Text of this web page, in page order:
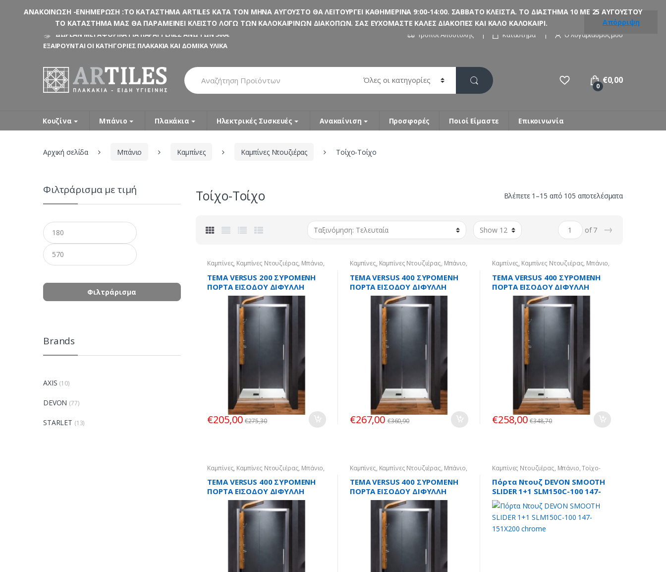
ΔΩΡΕΑΝ ΜΕΤΑΦΟΡΙΚΑ ΓΙΑ ΠΑΡΑΓΓΕΛΙΕΣ ΑΝΩ ΤΩΝ 300€
ΕΞΑΙΡΟΥΝΤΑΙ ΟΙ ΚΑΤΗΓΟΡΙΕΣ ΠΛΑΚΑΚΙΑ ΚΑΙ ΔΟΜΙΚΑ ΥΛΙΚΑ
Τρόποι Αποστολής Κατάστημα Ο λογαριασμός μου
Search
for:
0
€0,00
Κουζίνα Μπάνιο Πλακάκια Ηλεκτρικές Συσκευές Ανακαίνιση Προσφορές Ποιοί Είμαστε Επικοινωνία
Αρχική σελίδα Μπάνιο Καμπίνες Καμπίνες Ντουζιέρας Τοίχο-Τοίχο
Τοίχο-Τοίχο Βλέπετε 1–15 από 105 αποτελέσματαSorted
of 7
→
Καμπίνες, Καμπίνες Ντουζιέρας, Μπάνιο,
Τοίχο-Τοίχο
TEMA VERSUS 200 ΣΥΡΟΜΕΝH
ΠΟΡΤA ΕΙΣΟΔΟΥ ΔΙΦΥΛΛH
100Χ185εκ.
€205,00 €275,30
Καμπίνες, Καμπίνες Ντουζιέρας, Μπάνιο,
Τοίχο-Τοίχο
TEMA VERSUS 400 ΣΥΡΟΜΕΝH
ΠΟΡΤA ΕΙΣΟΔΟΥ ΔΙΦΥΛΛH
130Χ195εκ.
€267,00 €360,90
Καμπίνες, Καμπίνες Ντουζιέρας, Μπάνιο,
Τοίχο-Τοίχο
TEMA VERSUS 400 ΣΥΡΟΜΕΝH
ΠΟΡΤA ΕΙΣΟΔΟΥ ΔΙΦΥΛΛH
120Χ195εκ.
€258,00 €348,70
Καμπίνες, Καμπίνες Ντουζιέρας, Μπάνιο,
Τοίχο-Τοίχο
TEMA VERSUS 400 ΣΥΡΟΜΕΝH
ΠΟΡΤA ΕΙΣΟΔΟΥ ΔΙΦΥΛΛH
110Χ195εκ.
Καμπίνες, Καμπίνες Ντουζιέρας, Μπάνιο,
Τοίχο-Τοίχο
TEMA VERSUS 400 ΣΥΡΟΜΕΝH
ΠΟΡΤA ΕΙΣΟΔΟΥ ΔΙΦΥΛΛH
100Χ195εκ.
Καμπίνες Ντουζιέρας, Μπάνιο,Τοίχο-
Τοίχο
Πόρτα Ντουζ DEVON SMOOTH
SLIDER 1+1 SLM150C-100 147-
151X200 chrome
Φιλτράρισμα με τιμή
Ελάχιστη
τιμή
τιμή
Φιλτράρισμα
Brands
AXIS (10)
DEVON (77)
STARLET (13)
ΑΝΑΚΟΙΝΩΣΗ -ΕΝΗΜΕΡΩΣΗ :ΤΟ ΚΑΤΑΣΤΗΜΑ ARTILES ΚΑΤΑ ΤΟΝ ΜΗΝΑ ΑΥΓΟΥΣΤΟ ΘΑ ΛΕΙΤΟΥΡΓΕΙ ΚΑΘΗΜΕΡΙΝΑ 9:00-14:00. ΣΑΒΒΑΤΟ ΚΛΕΙΣΤΑ. ΤΟ ΔΙΑΣΤΗΜΑ 10 ΜΕ 25 ΑΥΓΟΥΣΤΟΥ
ΤΟ ΚΑΤΑΣΤΗΜΑ ΜΑΣ ΘΑ ΠΑΡΑΜΕΙΝΕΙ ΚΛΕΙΣΤΟ ΛΟΓΩ ΤΩΝ ΚΑΛΟΚΑΙΡΙΝΩΝ ΔΙΑΚΟΠΩΝ. ΣΑΣ ΕΥΧΟΜΑΣΤΕ ΚΑΛΕΣ ΔΙΑΚΟΠΕΣ ΚΑΙ ΚΑΛΟ ΚΑΛΟΚΑΙΡΙ.
Απόρριψη